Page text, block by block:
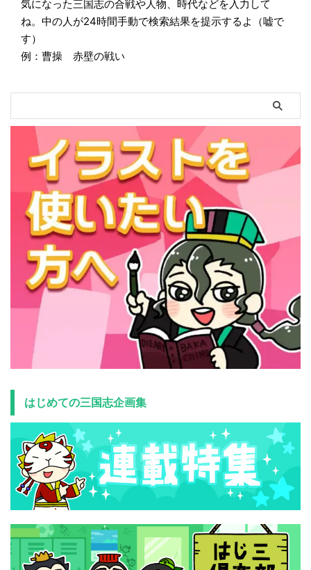
気になった三国志の合戦や人物、時代などを入力して
ね。中の人が24時間手動で検索結果を提示するよ（嘘で
す）
例：曹操 赤壁の戦い
はじめての三国志企画集